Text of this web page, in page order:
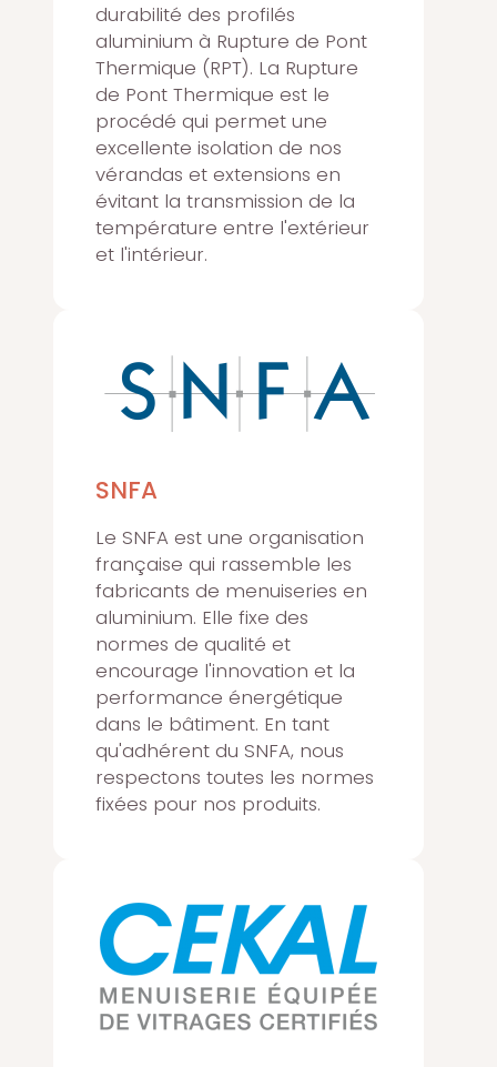
durabilité des profilés
aluminium à Rupture de Pont
Thermique (RPT). La Rupture
de Pont Thermique est le
procédé qui permet une
excellente isolation de nos
vérandas et extensions en
évitant la transmission de la
température entre l'extérieur
et l'intérieur.
SNFA
Le SNFA est une organisation
française qui rassemble les
fabricants de menuiseries en
aluminium. Elle fixe des
normes de qualité et
encourage l'innovation et la
performance énergétique
dans le bâtiment. En tant
qu'adhérent du SNFA, nous
respectons toutes les normes
fixées pour nos produits.